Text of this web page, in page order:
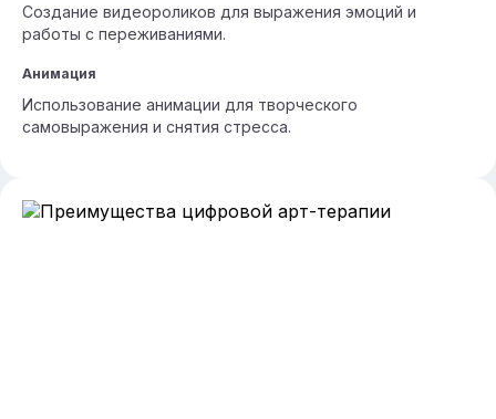
Создание видеороликов для выражения эмоций и
работы с переживаниями.
Анимация
Использование анимации для творческого
самовыражения и снятия стресса.